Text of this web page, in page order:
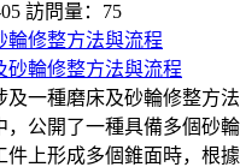
訪問量：75
輪修整方法與流程
及一種磨床及砂輪修整方
，公開了一種具備多個砂
件上形成多個錐面時，根